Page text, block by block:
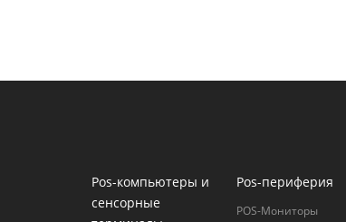
Pos-компьютеры и
сенсорные
Pos-периферия
POS-Мониторы